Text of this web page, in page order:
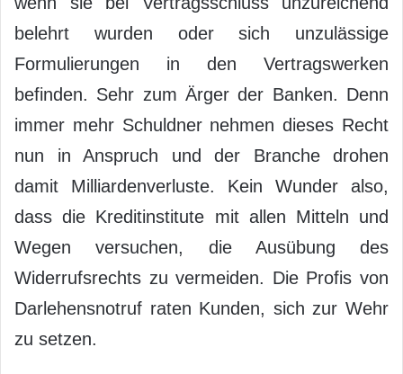
belehrt wurden oder sich unzulässige
Formulierungen in den Vertragswerken
befinden. Sehr zum Ärger der Banken. Denn
immer mehr Schuldner nehmen dieses Recht
nun in Anspruch und der Branche drohen
damit Milliardenverluste. Kein Wunder also,
dass die Kreditinstitute mit allen Mitteln und
Wegen versuchen, die Ausübung des
Widerrufsrechts zu vermeiden. Die Profis von
Darlehensnotruf raten Kunden, sich zur Wehr
zu setzen.